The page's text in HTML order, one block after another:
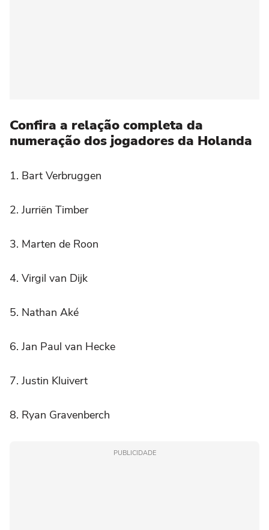
Confira a relação completa da
numeração dos jogadores da Holanda
1. Bart Verbruggen
2. Jurriën Timber
3. Marten de Roon
4. Virgil van Dijk
5. Nathan Aké
6. Jan Paul van Hecke
7. Justin Kluivert
8. Ryan Gravenberch
PUBLICIDADE